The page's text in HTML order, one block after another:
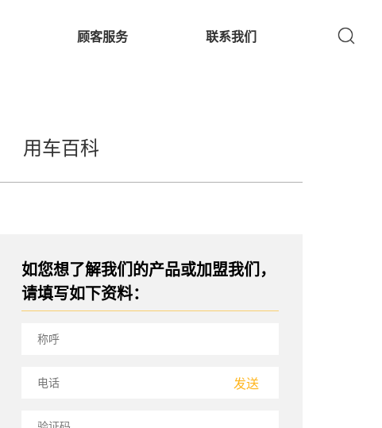
顾客服务 联系我们
用车百科
如您想了解我们的产品或加盟我们，
请填写如下资料：
发送